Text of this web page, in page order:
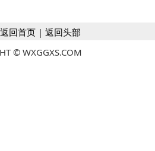
返回首页| 返回头部
© WXGGXS.COM